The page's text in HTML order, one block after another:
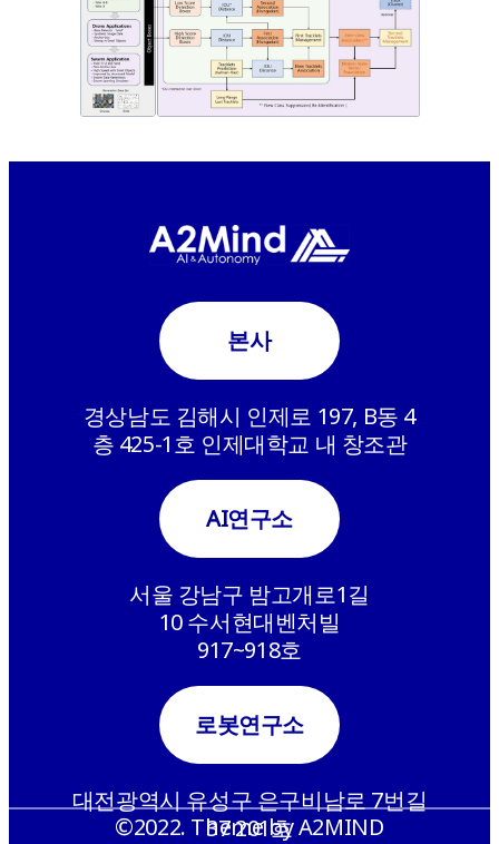
본사
경상남도 김해시 인제로 197, B동 4
층 425-1호 인제대학교 내 창조관
AI연구소
서울 강남구 밤고개로1길
10 수서현대벤처빌
917~918호
로봇연구소
대전광역시 유성구 은구비남로 7번길
37 201호
©2022. Theme by A2MIND